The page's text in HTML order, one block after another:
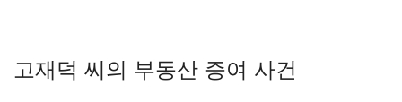
고재덕 씨의 부동산 증여 사건